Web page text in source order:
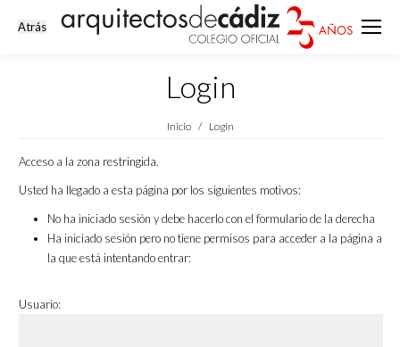
Login
Estás aquí:
Inicio Login
Acceso a la zona restringida.
Usted ha llegado a esta página por los siguientes motivos:
No ha iniciado sesión y debe hacerlo con el formulario de la derecha
Ha iniciado sesión pero no tiene permisos para acceder a la página a
la que está intentando entrar:
Usuario: